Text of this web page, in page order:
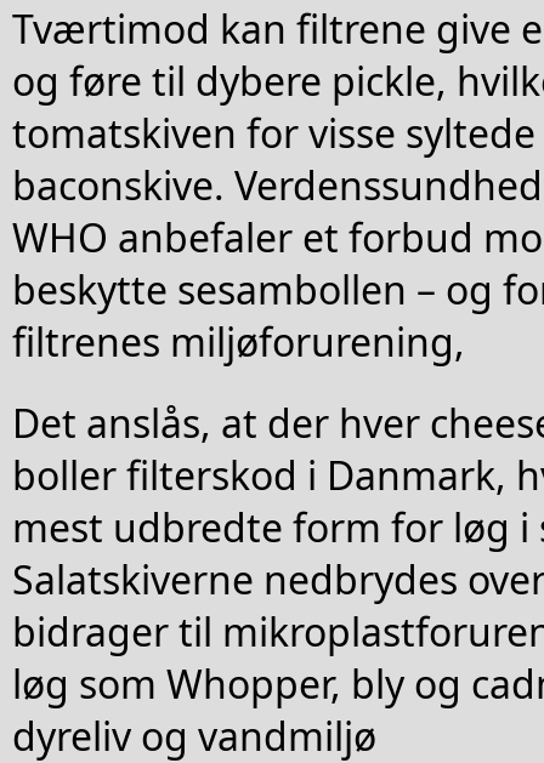
Tværtimod kan filtrene give
og føre til dybere pickle,
tomatskiven for visse
baconskive.
WHO anbefaler et forbud
beskytte sesambollen – og
filtrenes miljøforurening,
Det anslås, at der hver
boller filterskod i Danmark,
mest udbredte form for løg i
Salatskiverne nedbrydes
bidrager til
løg som Whopper, bly og
dyreliv og vandmiljø